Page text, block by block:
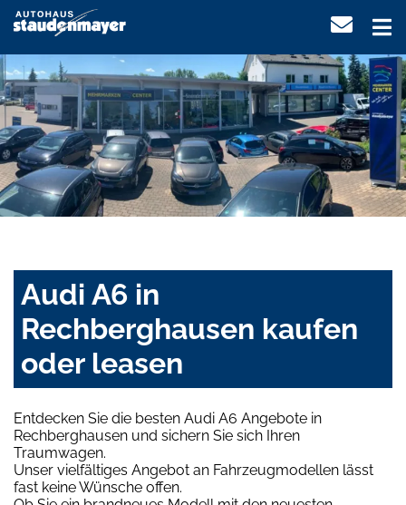
Audi A6 in
Rechberghausen kaufen
oder leasen
Entdecken Sie die besten Audi A6 Angebote in
Rechberghausen und sichern Sie sich Ihren
Traumwagen.
Unser vielfältiges Angebot an Fahrzeugmodellen lässt
fast keine Wünsche offen.